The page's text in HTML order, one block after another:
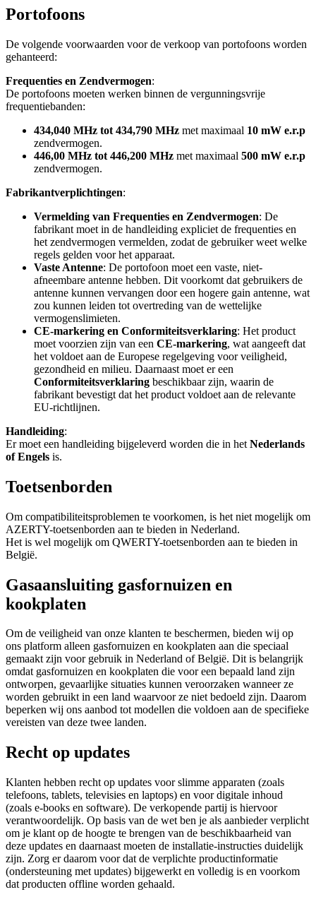
Portofoons
De volgende voorwaarden voor de verkoop van portofoons worden
gehanteerd:
Frequenties en Zendvermogen:
De portofoons moeten werken binnen de vergunningsvrije
frequentiebanden:
434,040 MHz tot 434,790 MHz met maximaal 10 mW e.r.p
zendvermogen.
446,00 MHz tot 446,200 MHz met maximaal 500 mW e.r.p
zendvermogen.
Fabrikantverplichtingen:
Vermelding van Frequenties en Zendvermogen: De
fabrikant moet in de handleiding expliciet de frequenties en
het zendvermogen vermelden, zodat de gebruiker weet welke
regels gelden voor het apparaat.
Vaste Antenne: De portofoon moet een vaste, niet-
afneembare antenne hebben. Dit voorkomt dat gebruikers de
antenne kunnen vervangen door een hogere gain antenne, wat
zou kunnen leiden tot overtreding van de wettelijke
vermogenslimieten.
CE-markering en Conformiteitsverklaring: Het product
moet voorzien zijn van een CE-markering, wat aangeeft dat
het voldoet aan de Europese regelgeving voor veiligheid,
gezondheid en milieu. Daarnaast moet er een
Conformiteitsverklaring beschikbaar zijn, waarin de
fabrikant bevestigt dat het product voldoet aan de relevante
EU-richtlijnen.
Handleiding:
Er moet een handleiding bijgeleverd worden die in het Nederlands
of Engels is.
Toetsenborden
Om compatibiliteitsproblemen te voorkomen, is het niet mogelijk om
AZERTY-toetsenborden aan te bieden in Nederland.
Het is wel mogelijk om QWERTY-toetsenborden aan te bieden in
België.
Gasaansluiting gasfornuizen en
kookplaten
Om de veiligheid van onze klanten te beschermen, bieden wij op
ons platform alleen gasfornuizen en kookplaten aan die speciaal
gemaakt zijn voor gebruik in Nederland of België. Dit is belangrijk
omdat gasfornuizen en kookplaten die voor een bepaald land zijn
ontworpen, gevaarlijke situaties kunnen veroorzaken wanneer ze
worden gebruikt in een land waarvoor ze niet bedoeld zijn. Daarom
beperken wij ons aanbod tot modellen die voldoen aan de specifieke
vereisten van deze twee landen.
Recht op updates
Klanten hebben recht op updates voor slimme apparaten (zoals
telefoons, tablets, televisies en laptops) en voor digitale inhoud
(zoals e-books en software). De verkopende partij is hiervoor
verantwoordelijk. Op basis van de wet ben je als aanbieder verplicht
om je klant op de hoogte te brengen van de beschikbaarheid van
deze updates en daarnaast moeten de installatie-instructies duidelijk
zijn. Zorg er daarom voor dat de verplichte productinformatie
(ondersteuning met updates) bijgewerkt en volledig is en voorkom
dat producten offline worden gehaald.